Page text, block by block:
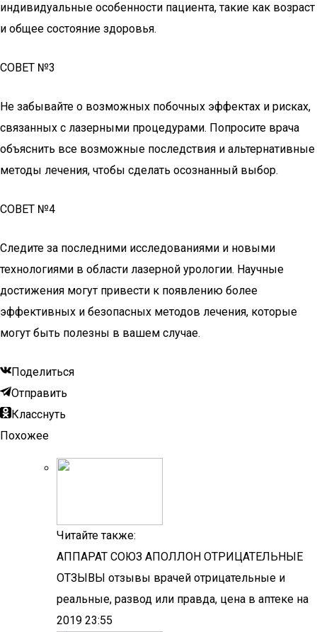
индивидуальные особенности пациента, такие как возраст
и общее состояние здоровья.
СОВЕТ №3
Не забывайте о возможных побочных эффектах и рисках,
связанных с лазерными процедурами. Попросите врача
объяснить все возможные последствия и альтернативные
методы лечения, чтобы сделать осознанный выбор.
СОВЕТ №4
Следите за последними исследованиями и новыми
технологиями в области лазерной урологии. Научные
достижения могут привести к появлению более
эффективных и безопасных методов лечения, которые
могут быть полезны в вашем случае.
Поделиться
Отправить
Класснуть
Похожее
Читайте также:
АППАРАТ СОЮЗ АПОЛЛОН ОТРИЦАТЕЛЬНЫЕ
ОТЗЫВЫ отзывы врачей отрицательные и
реальные, развод или правда, цена в аптеке на
2019 23:55